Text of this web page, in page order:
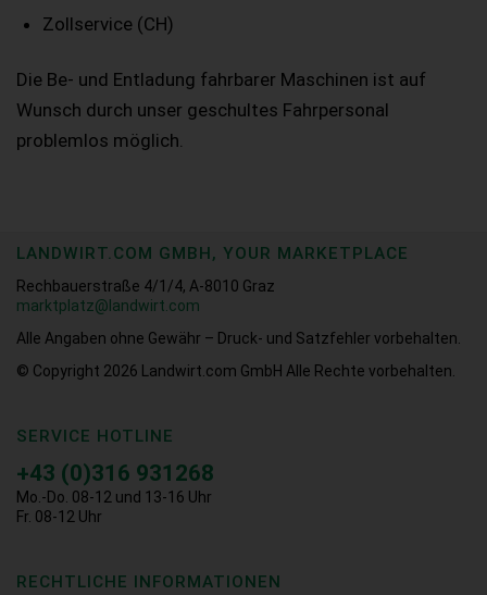
Zollservice (CH)
Die Be- und Entladung fahrbarer Maschinen ist auf
Wunsch durch unser geschultes Fahrpersonal
problemlos möglich.
LANDWIRT.COM GMBH, YOUR MARKETPLACE
Rechbauerstraße 4/1/4, A-8010 Graz
marktplatz@landwirt.com
Alle Angaben ohne Gewähr – Druck- und Satzfehler vorbehalten.
© Copyright 2026
Landwirt.com GmbH Alle Rechte vorbehalten.
SERVICE HOTLINE
+43 (0)316 931268
Mo.-Do. 08-12 und 13-16 Uhr
Fr. 08-12 Uhr
RECHTLICHE INFORMATIONEN